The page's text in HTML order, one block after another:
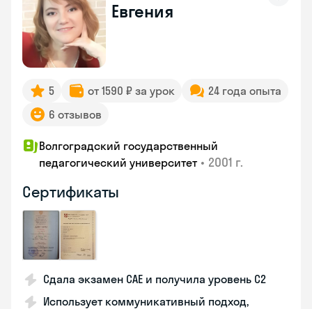
Евгения
5 от 1590 ₽ за урок
24 года опыта
6 отзывов
Волгоградский государственный
педагогический университет • 2001 г.
Сертификаты
Сдала экзамен CAE и получила уровень С2
Использует коммуникативный подход,